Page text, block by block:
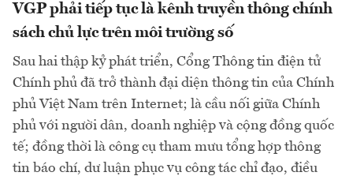
VGP phải tiếp tục là kênh truyền thông chính
sách chủ lực trên môi trường số
Sau hai thập kỷ phát triển, Cổng Thông tin điện tử
Chính phủ đã trở thành đại diện thông tin của Chính
phủ Việt Nam trên Internet; là cầu nối giữa Chính
phủ với người dân, doanh nghiệp và cộng đồng quốc
tế; đồng thời là công cụ tham mưu tổng hợp thông
tin báo chí, dư luận phục vụ công tác chỉ đạo, điều